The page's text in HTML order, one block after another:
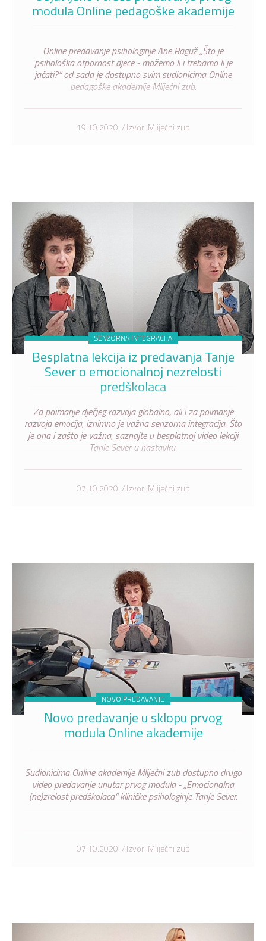
modula Online pedagoške akademije
Online predavanje psihologinje Ane Raguž „Što je
psihološka otpornost djece - možemo li i trebamo li je
jačati?“ od sada je dostupno svim sudionicima Online
pedagoške akademije Mliječni zub.
19.10.2020. / Izvor: Mliječni zub
SENZORNA INTEGRACIJA
Besplatna lekcija iz predavanja Tanje
Sever o emocionalnoj nezrelosti
predškolaca
Za poimanje dječjeg razvoja globalno, ali i za poimanje
razvoja emocija, iznimno je važna senzorna integracija. Što
je ona i zašto je važna, saznajte u besplatnoj video lekciji
Tanje Sever u nastavku.
07.10.2020. / Izvor: Mliječni zub
NOVO PREDAVANJE
Novo predavanje u sklopu prvog
modula Online akademije
Sudionicima Online akademije Mliječni zub dostupno drugo
video predavanje unutar prvog modula - „Emocionalna
(ne)zrelost predškolaca“ kliničke psihologinje Tanje Sever.
07.10.2020. / Izvor: Mliječni zub